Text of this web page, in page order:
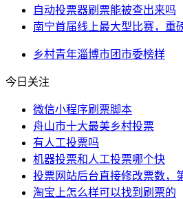
自动投票器刷票能被查出来吗
南宁首届线上最大型比赛，重
乡村青年淄博市团市委榜样
今日关注
微信小程序刷票脚本
舟山市十大最美乡村投票
有人工投票吗
机器投票和人工投票哪个快
投票网站后台直接修改票数，
淘宝上怎么样可以找到刷票的